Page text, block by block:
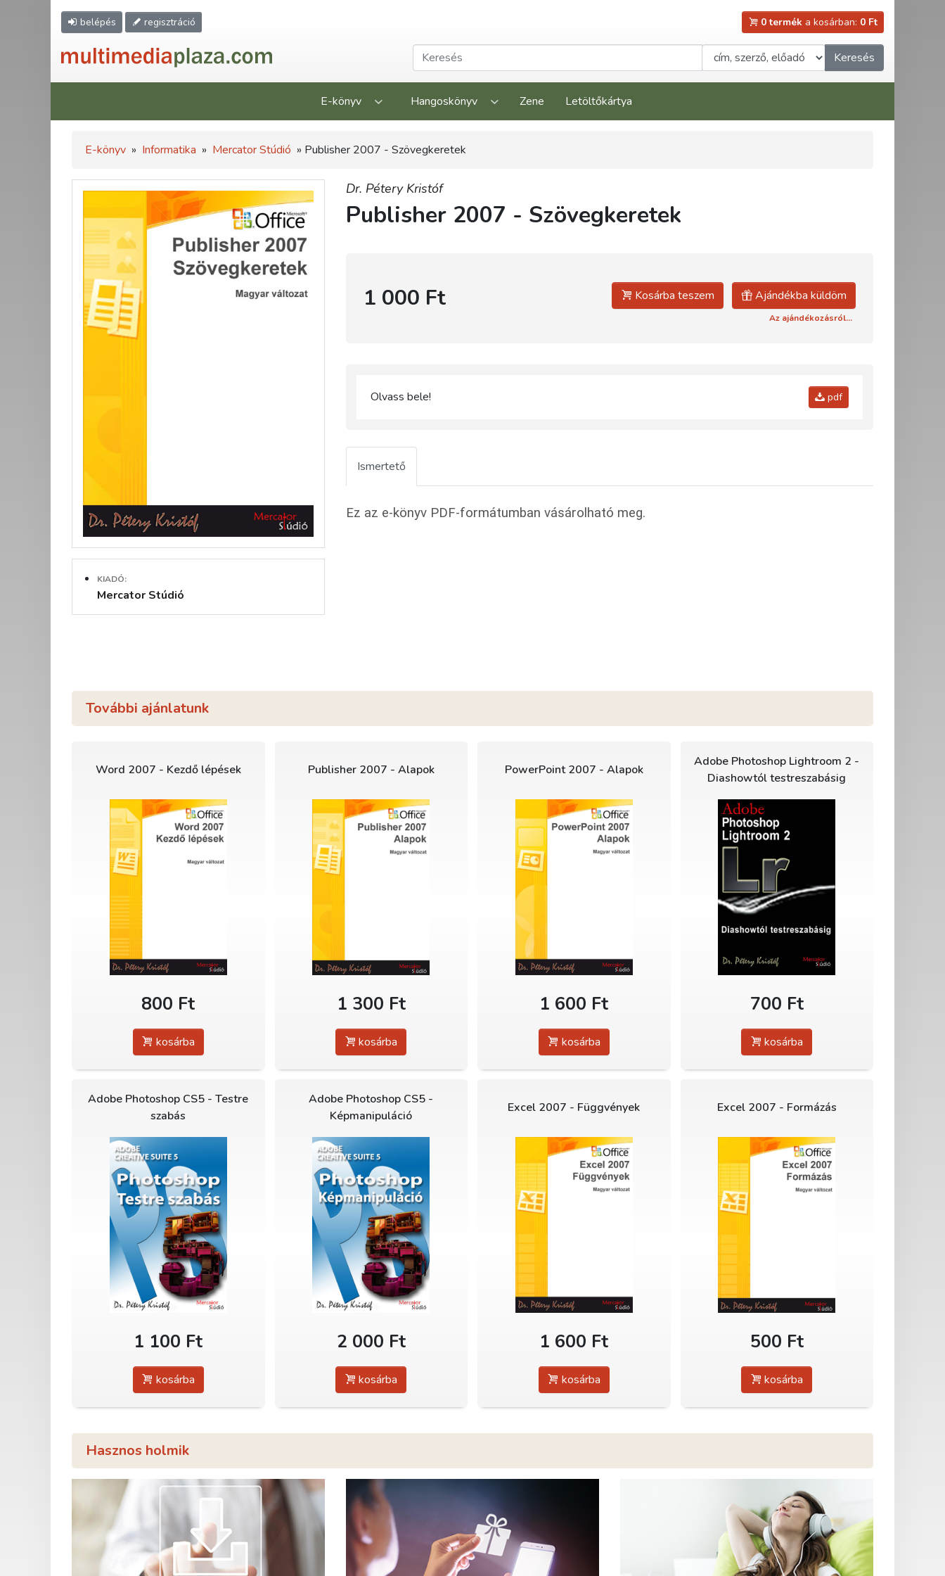
belépés regisztráció 0 termék a kosárban: 0 Ft
Keresés
E-könyv Hangoskönyv Zene Letöltőkártya
E-könyv » Informatika » Mercator Stúdió » Publisher 2007 - Szövegkeretek
KIADÓ:
Mercator Stúdió
Dr. Pétery Kristóf
Publisher 2007 - Szövegkeretek
1 000 Ft Kosárba teszem Ajándékba küldöm
Az ajándékozásról...
Olvass bele! pdf
Ismertető
Ez az e-könyv PDF-formátumban vásárolható meg.
További ajánlatunk
Word 2007 - Kezdő lépések
800 Ft
kosárba
Publisher 2007 - Alapok
1 300 Ft
kosárba
PowerPoint 2007 - Alapok
1 600 Ft
kosárba
Adobe Photoshop Lightroom 2 -
Diashowtól testreszabásig
700 Ft
kosárba
Adobe Photoshop CS5 - Testre
szabás
1 100 Ft
kosárba
Adobe Photoshop CS5 -
Képmanipuláció
2 000 Ft
kosárba
Excel 2007 - Függvények
1 600 Ft
kosárba
Excel 2007 - Formázás
500 Ft
kosárba
Hasznos holmik